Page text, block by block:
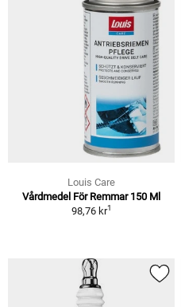
Louis Care
Vårdmedel För Remmar 150 Ml
98,76 kr1